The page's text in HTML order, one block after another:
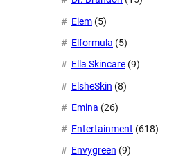
Eiem (5)
Elformula (5)
Ella Skincare (9)
ElsheSkin (8)
Emina (26)
Entertainment (618)
Envygreen (9)